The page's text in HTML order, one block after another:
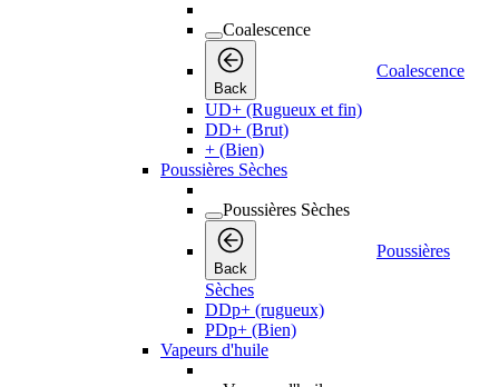
Coalescence
Back
Coalescence
UD+ (Rugueux et fin)
DD+ (Brut)
+ (Bien)
Poussières Sèches
Poussières Sèches
Back
Poussières
Sèches
DDp+ (rugueux)
PDp+ (Bien)
Vapeurs d'huile